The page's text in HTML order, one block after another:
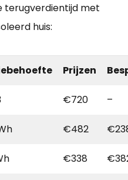
terugverdientijd met
huis:
Prijzen
€720 –
€482
€338